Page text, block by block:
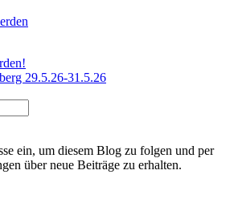
29.5.26-31.5.26
ein, um diesem Blog zu folgen und per
über neue Beiträge zu erhalten.